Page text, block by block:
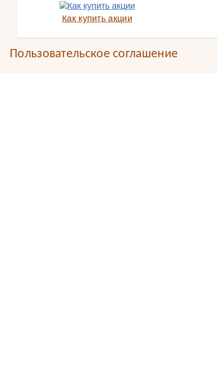
Как купить акции
Пользовательское соглашение